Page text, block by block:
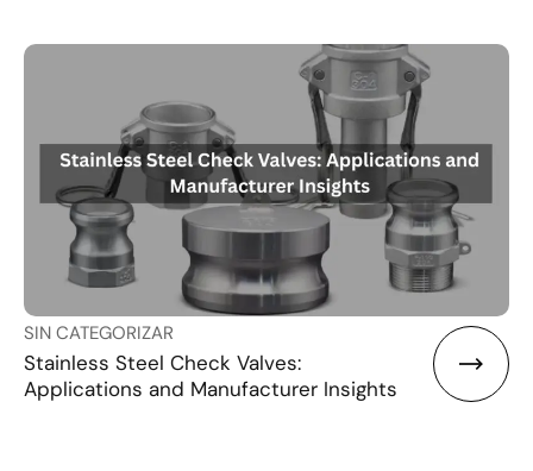
SIN CATEGORIZAR
Stainless Steel Check Valves:
Applications and Manufacturer Insights